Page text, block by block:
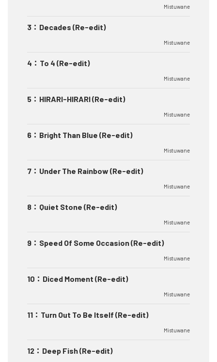
Mistuwane
3 ： Decades (Re-edit)
Mistuwane
4 ： To 4 (Re-edit)
Mistuwane
5 ： HIRARI-HIRARI (Re-edit)
Mistuwane
6 ： Bright Than Blue (Re-edit)
Mistuwane
7 ： Under The Rainbow (Re-edit)
Mistuwane
8 ： Quiet Stone (Re-edit)
Mistuwane
9 ： Speed Of Some Occasion (Re-edit)
Mistuwane
10 ： Diced Moment (Re-edit)
Mistuwane
11 ： Turn Out To Be Itself (Re-edit)
Mistuwane
12 ： Deep Fish (Re-edit)